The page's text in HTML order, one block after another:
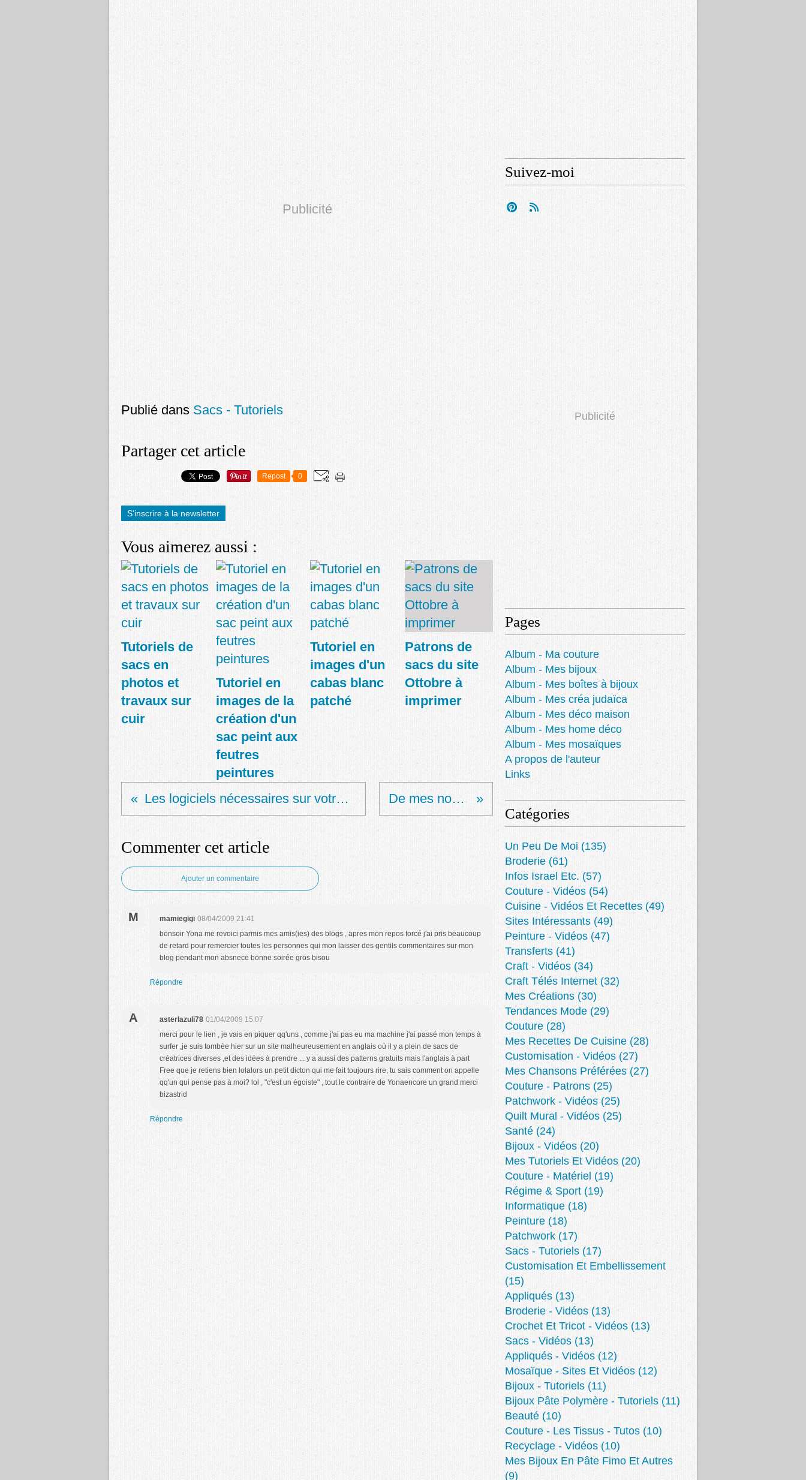
Publicité
Publié dans Sacs - Tutoriels
Partager cet article
Repost 0
S'inscrire à la newsletter
Vous aimerez aussi :
Tutoriels de
sacs en
photos et
travaux sur
cuir
Tutoriel en
images de la
création d'un
sac peint aux
feutres
peintures
Tutoriel en
images d'un
cabas blanc
patché
Patrons de
sacs du site
Ottobre à
imprimer
Les logiciels nécessaires sur votre PC d'après moi De mes nouvelles...
Commenter cet article
Ajouter un commentaire
M mamiegigi 08/04/2009 21:41
bonsoir Yona me revoici parmis mes amis(ies) des blogs , apres mon repos forcé j'ai pris beaucoup
de retard pour remercier toutes les personnes qui mon laisser des gentils commentaires sur mon
blog pendant mon absnece bonne soirée gros bisou
Répondre
A asterlazuli78 01/04/2009 15:07
merci pour le lien , je vais en piquer qq'uns , comme j'ai pas eu ma machine j'ai passé mon temps à
surfer ,je suis tombée hier sur un site malheureusement en anglais où il y a plein de sacs de
créatrices diverses ,et des idées à prendre ... y a aussi des patterns gratuits mais l'anglais à part
Free que je retiens bien lolalors un petit dicton qui me fait toujours rire, tu sais comment on appelle
qq'un qui pense pas à moi? lol , "c'est un égoiste" , tout le contraire de Yonaencore un grand merci
bizastrid
Répondre
Suivez-moi
Publicité
Pages
Album - Ma couture
Album - Mes bijoux
Album - Mes boîtes à bijoux
Album - Mes créa judaïca
Album - Mes déco maison
Album - Mes home déco
Album - Mes mosaïques
A propos de l'auteur
Links
Catégories
Un Peu De Moi (135)
Broderie (61)
Infos Israel Etc. (57)
Couture - Vidéos (54)
Cuisine - Vidéos Et Recettes (49)
Sites Intéressants (49)
Peinture - Vidéos (47)
Transferts (41)
Craft - Vidéos (34)
Craft Télés Internet (32)
Mes Créations (30)
Tendances Mode (29)
Couture (28)
Mes Recettes De Cuisine (28)
Customisation - Vidéos (27)
Mes Chansons Préférées (27)
Couture - Patrons (25)
Patchwork - Vidéos (25)
Quilt Mural - Vidéos (25)
Santé (24)
Bijoux - Vidéos (20)
Mes Tutoriels Et Vidéos (20)
Couture - Matériel (19)
Régime & Sport (19)
Informatique (18)
Peinture (18)
Patchwork (17)
Sacs - Tutoriels (17)
Customisation Et Embellissement
(15)
Appliqués (13)
Broderie - Vidéos (13)
Crochet Et Tricot - Vidéos (13)
Sacs - Vidéos (13)
Appliqués - Vidéos (12)
Mosaïque - Sites Et Vidéos (12)
Bijoux - Tutoriels (11)
Bijoux Pâte Polymère - Tutoriels (11)
Beauté (10)
Couture - Les Tissus - Tutos (10)
Recyclage - Vidéos (10)
Mes Bijoux En Pâte Fimo Et Autres
(9)